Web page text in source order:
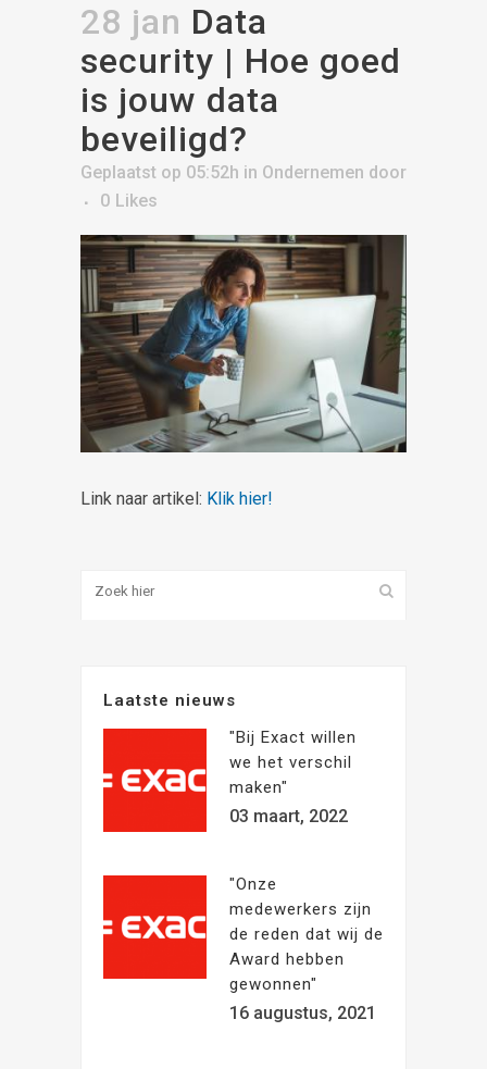
28 jan Data
security | Hoe goed
is jouw data
beveiligd?
Geplaatst op 05:52h in Ondernemen door
0 Likes
Link naar artikel: Klik hier!
Laatste nieuws
"Bij Exact willen
we het verschil
maken"
03 maart, 2022
"Onze
medewerkers zijn
de reden dat wij de
Award hebben
gewonnen"
16 augustus, 2021